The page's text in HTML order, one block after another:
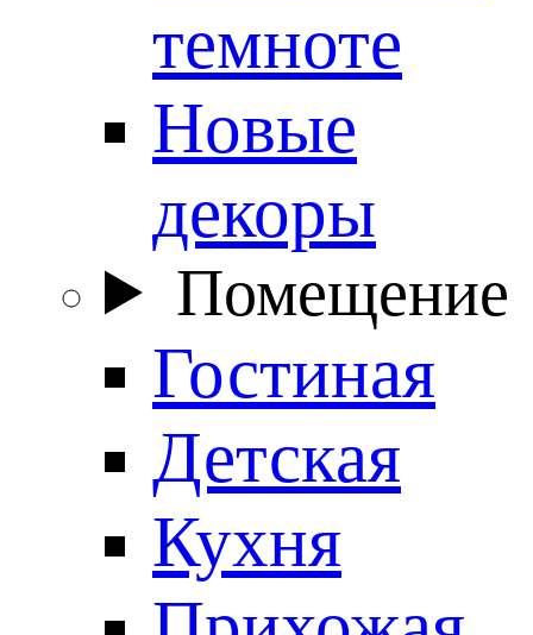
темноте
Новые
декоры
Помещение
Гостиная
Детская
Кухня